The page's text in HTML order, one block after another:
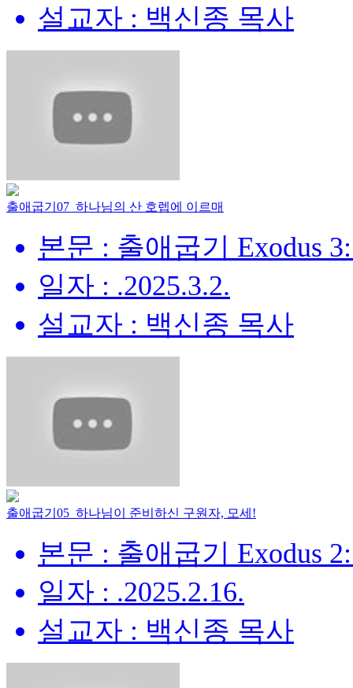
설교자 : 백신종 목사
출애굽기07_하나님의 산 호렙에 이르매
본문 : 출애굽기 Exodus
일자 : .2025.3.2.
설교자 : 백신종 목사
출애굽기05_하나님이 준비하신 구원자, 모세!
본문 : 출애굽기 Exodus
일자 : .2025.2.16.
설교자 : 백신종 목사